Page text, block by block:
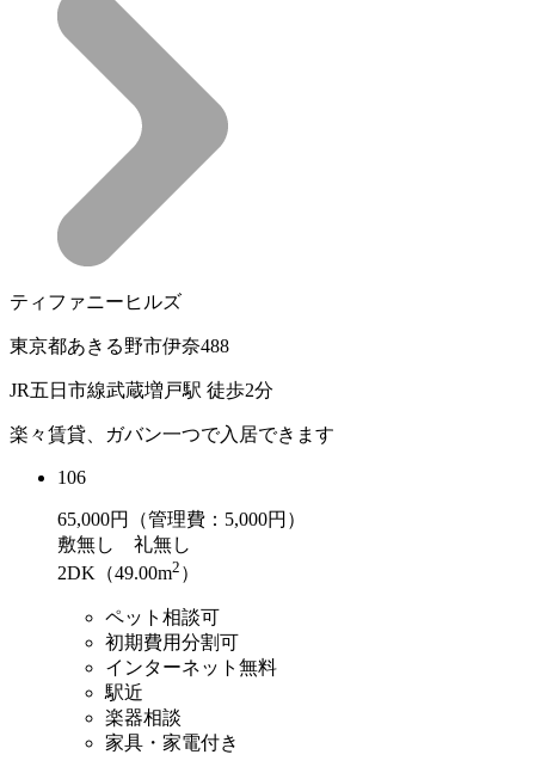
ティファニーヒルズ
東京都あきる野市伊奈488
JR五日市線武蔵増戸駅 徒歩2分
楽々賃貸、ガバン一つで入居できます
106
65,000円（管理費：5,000円）
敷無し 礼無し
2DK（49.00m2 ）
ペット相談可
初期費用分割可
インターネット無料
駅近
楽器相談
家具・家電付き